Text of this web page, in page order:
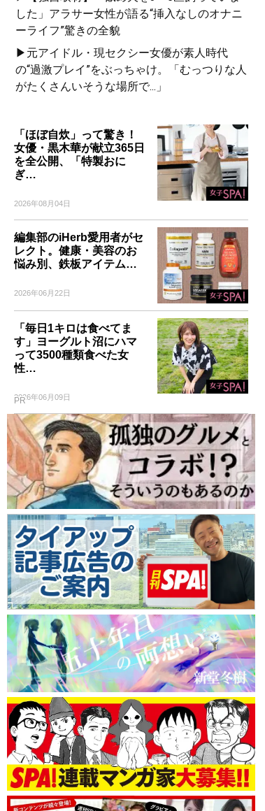
した」アラサー女性が語る“挿入なしのオナニ
ーライフ”驚きの全貌
▶元アイドル・現セクシー女優が素人時代
の“過激プレイ”をぶっちゃけ。「むっつりな人
がたくさんいそうな場所で...」
「ほぼ自炊」って驚き！
女優・黒木華が献立365日
を全公開、「特製おに
ぎ…
2026年08月04日
編集部のiHerb愛用者がセ
レクト。健康・美容のお
悩み別、鉄板アイテム…
2026年06月22日
「毎日1キロは食べてま
す」ヨーグルト沼にハマ
って3500種類食べた女
性…
2026年06月09日
PR